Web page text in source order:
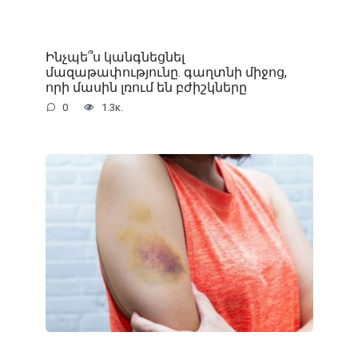
Ինչպե՞ս կանգնեցնել
մազաթափությունը. գաղտնի միջոց,
որի մասին լռում են բժիշկները
0 1.3к.